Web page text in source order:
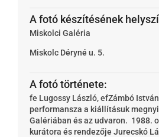
A fotó készítésének
Miskolci Galéria
Miskolc Déryné u. 5.
A fotó története:
fe Lugossy László, efZámbó
performansza a kiállításuk
Galériában és az udvaron. 1988.
kurátora és rendezője Jurecskó